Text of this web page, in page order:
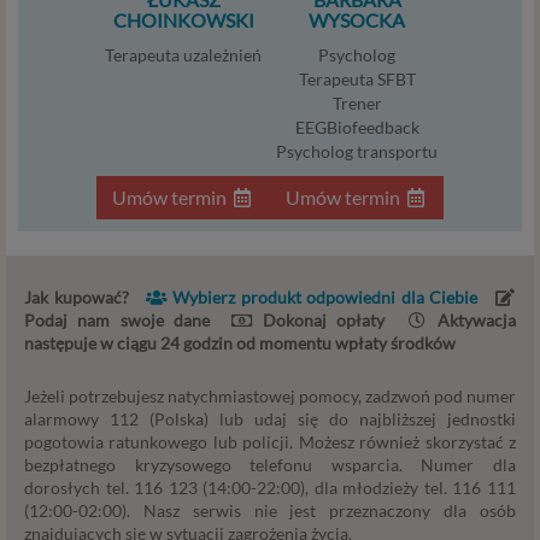
CHOINKOWSKI
Terapeuta uzależnień
Umów termin
WYSOCKA
Psycholog
Terapeuta SFBT
Trener
EEGBiofeedback
Psycholog transportu
Umów termin
Jak kupować?
Wybierz produkt odpowiedni dla Ciebie
Podaj nam swoje dane
Dokonaj opłaty
Aktywacja
następuje w ciągu 24 godzin od momentu wpłaty środków
Jeżeli potrzebujesz natychmiastowej pomocy, zadzwoń pod numer
alarmowy 112 (Polska) lub udaj się do najbliższej jednostki
pogotowia ratunkowego lub policji. Możesz również skorzystać z
bezpłatnego kryzysowego telefonu wsparcia. Numer dla
dorosłych tel. 116 123 (14:00-22:00), dla młodzieży tel. 116 111
(12:00-02:00). Nasz serwis nie jest przeznaczony dla osób
znajdujących się w sytuacji zagrożenia życia.
zmiany zgody w dowolnym momencie.
Twoje dane, w ramach naszych usług, przetwarzane będą
wyłącznie w przypadku posiadania przez nas lub inny
podmiot przetwarzający dane jednej z dopuszczonych
przez RODO podstaw prawnych i wyłącznie w celu
dostosowanym do danej podstawy, zgodnie z opisem
powyżej. Twoje dane przetwarzane będą do czasu
istnienia podstawy do ich przetwarzania – czyli w
ograniczających tę zgodę, w przypadku niezbędności
danych do wykonania umowy – przez czas jej
wykonywania, a w przypadku, gdy podstawą
administratora – do czasu istnienia tego uzasadnionego
interesu.
Administratorzy
Administratorami Twoich danych osobowych Psychology